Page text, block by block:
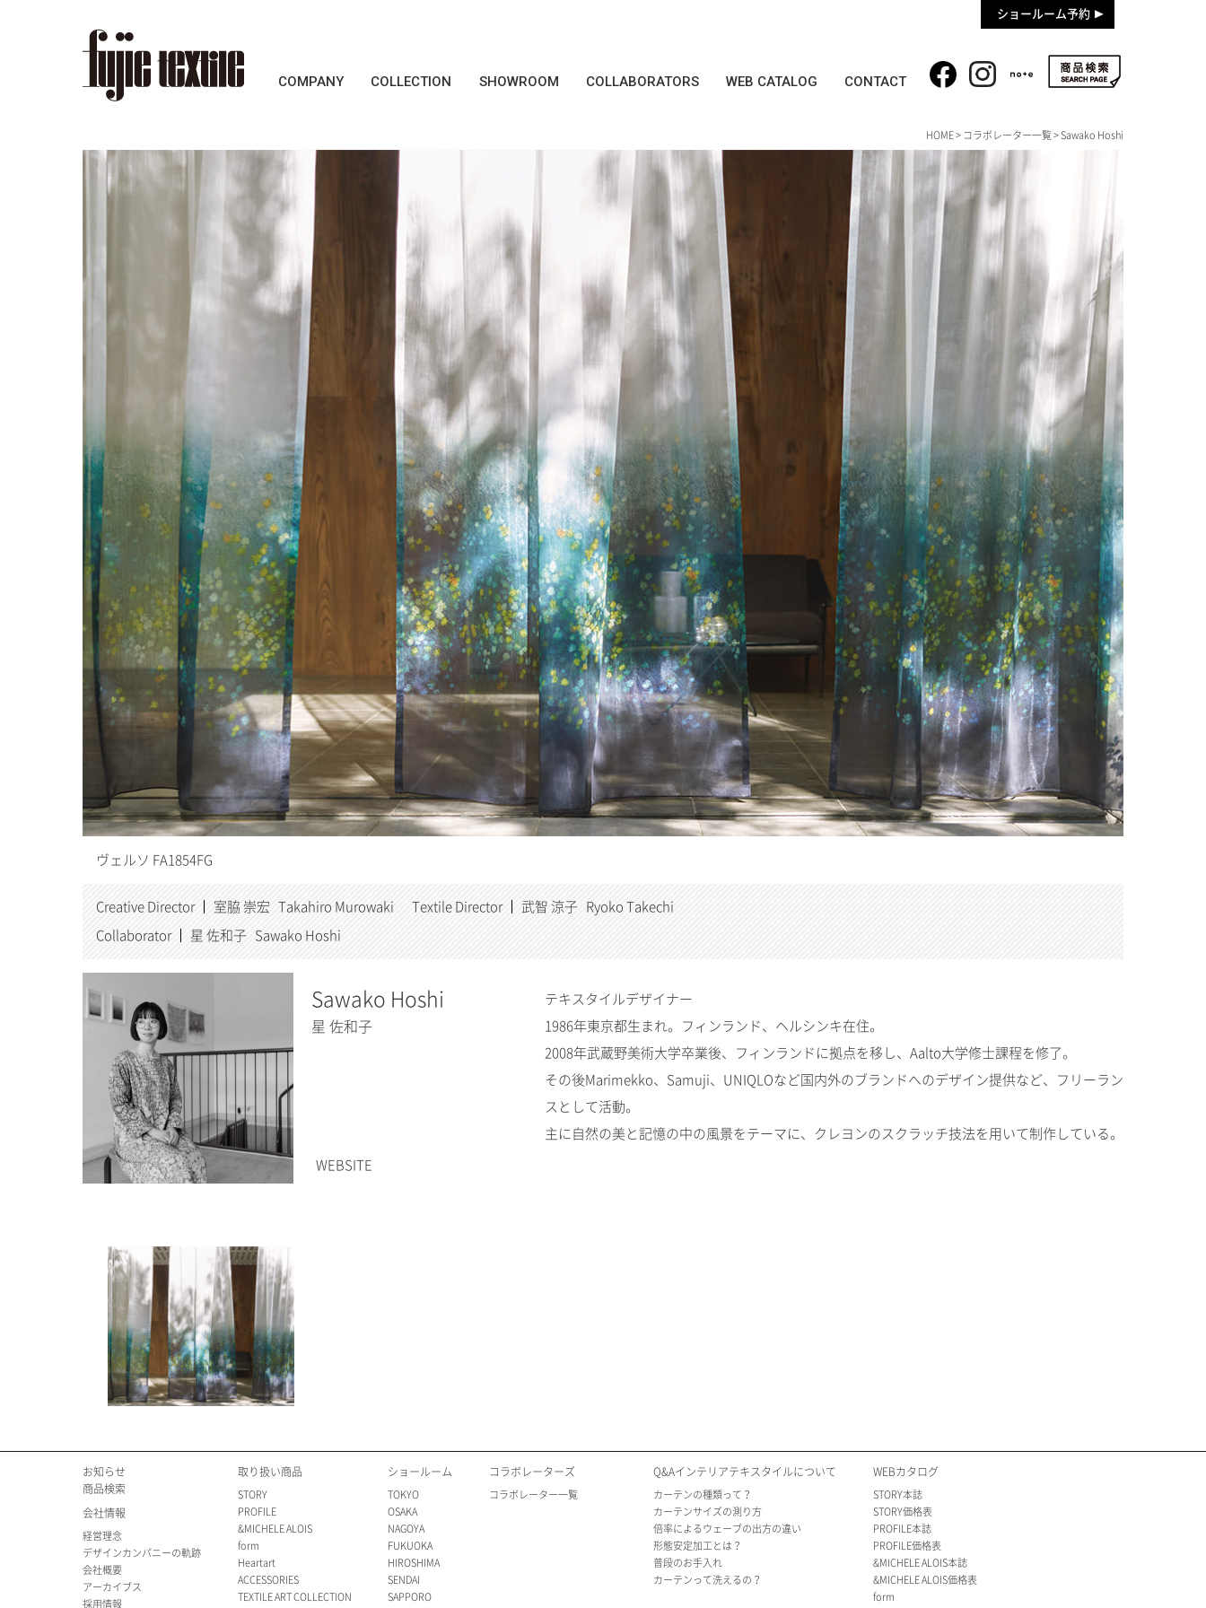
ショールーム予約
COMPANY COLLECTION SHOWROOM COLLABORATORS WEB CATALOG CONTACT
HOME> コラボレーター一覧> Sawako Hoshi
ヴェルソ FA1854FG
Creative Director 室脇 崇宏 Takahiro Murowaki Textile Director 武智 涼子 Ryoko Takechi
Collaborator 星 佐和子 Sawako Hoshi
Sawako Hoshi
星 佐和子
WEBSITE
テキスタイルデザイナー
1986年東京都生まれ。フィンランド、ヘルシンキ在住。
2008年武蔵野美術大学卒業後、フィンランドに拠点を移し、Aalto大学修士課程を修了。
その後Marimekko、Samuji、UNIQLOなど国内外のブランドへのデザイン提供など、フリーラン
スとして活動。
主に自然の美と記憶の中の風景をテーマに、クレヨンのスクラッチ技法を用いて制作している。
お知らせ
商品検索
会社情報
経営理念
デザインカンパニーの軌跡
会社概要
アーカイブス
採用情報
取り扱い商品
STORY
PROFILE
&MICHELE ALOIS
form
Heartart
ACCESSORIES
TEXTILE ART COLLECTION
ショールーム
TOKYO
OSAKA
NAGOYA
FUKUOKA
HIROSHIMA
SENDAI
SAPPORO
コラボレーターズ
コラボレーター一覧
Q&Aインテリアテキスタイルについて
カーテンの種類って？
カーテンサイズの測り方
倍率によるウェーブの出方の違い
形態安定加工とは？
普段のお手入れ
カーテンって洗えるの？
WEBカタログ
STORY本誌
STORY価格表
PROFILE本誌
PROFILE価格表
&MICHELE ALOIS本誌
&MICHELE ALOIS価格表
form